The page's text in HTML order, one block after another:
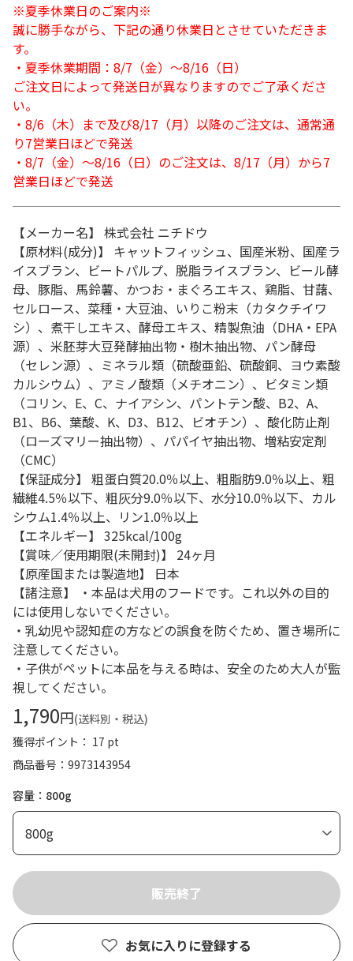
※夏季休業日のご案内※
誠に勝手ながら、下記の通り休業日とさせていただきま
す。
・夏季休業期間：8/7（金）～8/16（日）
ご注文日によって発送日が異なりますのでご了承くださ
い。
・8/6（木）まで及び8/17（月）以降のご注文は、通常通
り7営業日ほどで発送
・8/7（金）～8/16（日）のご注文は、8/17（月）から7
営業日ほどで発送
【メーカー名】 株式会社 ニチドウ
【原材料(成分)】 キャットフィッシュ、国産米粉、国産ラ
イスブラン、ビートパルプ、脱脂ライスブラン、ビール酵
母、豚脂、馬鈴薯、かつお・まぐろエキス、鶏脂、甘藷、
セルロース、菜種・大豆油、いりこ粉末（カタクチイワ
シ）、煮干しエキス、酵母エキス、精製魚油（DHA・EPA
源）、米胚芽大豆発酵抽出物・樹木抽出物、パン酵母
（セレン源）、ミネラル類（硫酸亜鉛、硫酸銅、ヨウ素酸
カルシウム）、アミノ酸類（メチオニン）、ビタミン類
（コリン、E、C、ナイアシン、パントテン酸、B2、A、
B1、B6、葉酸、K、D3、B12、ビオチン）、酸化防止剤
（ローズマリー抽出物）、パパイヤ抽出物、増粘安定剤
（CMC）
【保証成分】 粗蛋白質20.0％以上、粗脂肪9.0％以上、粗
繊維4.5％以下、粗灰分9.0％以下、水分10.0％以下、カル
シウム1.4％以上、リン1.0％以上
【エネルギー】 325kcal/100g
【賞味／使用期限(未開封)】 24ヶ月
【原産国または製造地】 日本
【諸注意】 ・本品は犬用のフードです。これ以外の目的
には使用しないでください。
・乳幼児や認知症の方などの誤食を防ぐため、置き場所に
注意してください。
・子供がペットに本品を与える時は、安全のため大人が監
視してください。
1,790円(送料別・税込)
獲得ポイント： 17 pt
商品番号
9973143954
容量：800g
お気に入りに登録する